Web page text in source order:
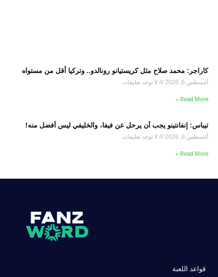
كاراجر: محمد صلاح مثل كريستيانو رونالدو.. وتركيا أقل من مستواه
أغسطس 6, 2026 لا توجد تعليقات
Read More »
تيباس: إنفانتينو يجب أن يرحل عن فيفا، والخليفي ليس أفضل منه!
أغسطس 6, 2026 لا توجد تعليقات
Read More »
قواعد اللعبة